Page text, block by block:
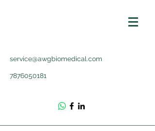
service@awgbiomedical.com
7876050181